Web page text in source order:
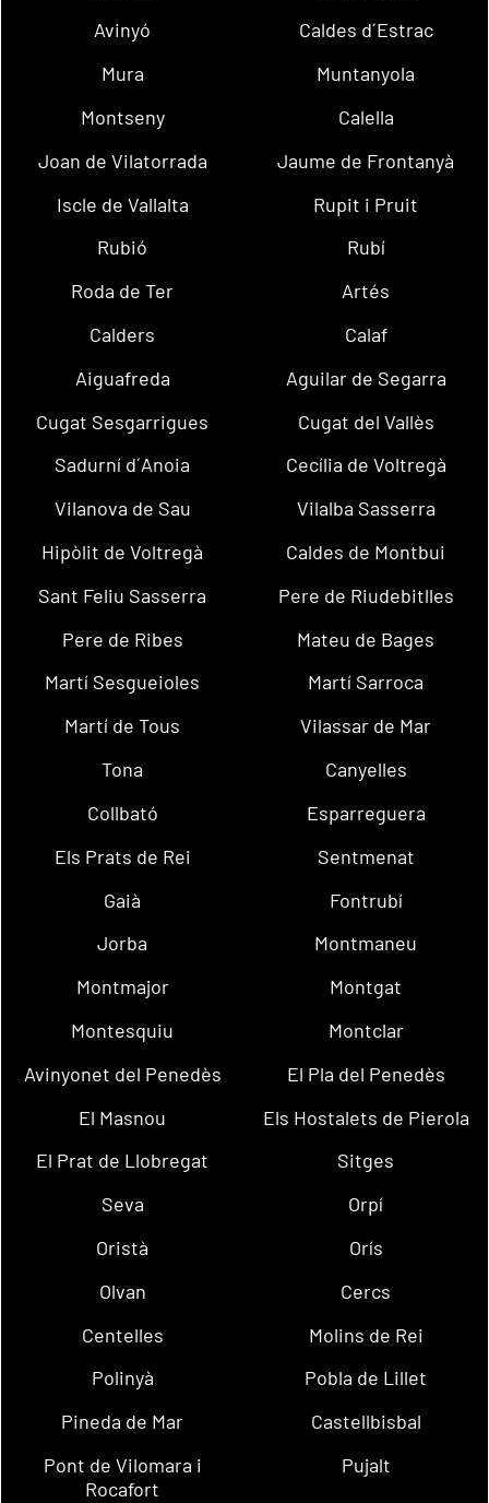
Avinyó
Caldes d´Estrac
Mura
Muntanyola
Montseny
Calella
Joan de Vilatorrada
Jaume de Frontanyà
Iscle de Vallalta
Rupit i Pruit
Rubió
Rubí
Roda de Ter
Artés
Calders
Calaf
Aiguafreda
Aguilar de Segarra
Cugat Sesgarrigues
Cugat del Vallès
Sadurní d´Anoia
Cecília de Voltregà
Vilanova de Sau
Vilalba Sasserra
Hipòlit de Voltregà
Caldes de Montbui
Sant Feliu Sasserra
Pere de Riudebitlles
Pere de Ribes
Mateu de Bages
Martí Sesgueioles
Martí Sarroca
Martí de Tous
Vilassar de Mar
Tona
Canyelles
Collbató
Esparreguera
Els Prats de Rei
Sentmenat
Gaià
Fontrubí
Jorba
Montmaneu
Montmajor
Montgat
Montesquiu
Montclar
Avinyonet del Penedès
El Pla del Penedès
El Masnou
Els Hostalets de Pierola
El Prat de Llobregat
Sitges
Seva
Orpí
Oristà
Orís
Olvan
Cercs
Centelles
Molins de Rei
Polinyà
Pobla de Lillet
Pineda de Mar
Castellbisbal
Pont de Vilomara i
Rocafort
Pujalt